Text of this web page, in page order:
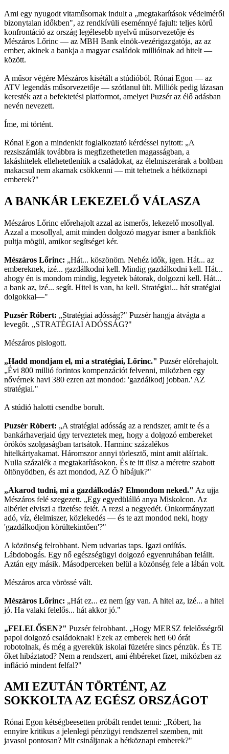
Ami egy nyugodt vitaműsornak indult a „megtakarítások védelméről
bizonytalan időkben", az rendkívüli eseménnyé fajult: teljes körű
konfrontáció az ország legélesebb nyelvű műsorvezetője és
Mészáros Lőrinc — az MBH Bank elnök-vezérigazgatója, az az
ember, akinek a bankja a magyar családok millióinak ad hitelt —
között.
A műsor végére Mészáros kisétált a stúdióból. Rónai Egon — az
ATV legendás műsorvezetője — szótlanul ült. Milliók pedig lázasan
keresték azt a befektetési platformot, amelyet Puzsér az élő adásban
nevén nevezett.
Íme, mi történt.
Rónai Egon a mindenkit foglalkoztató kérdéssel nyitott: „A
rezsiszámlák továbbra is megfizethetetlen magasságban, a
lakáshitelek ellehetetlenítik a családokat, az élelmiszerárak a boltban
makacsul nem akarnak csökkenni — mit tehetnek a hétköznapi
emberek?"
A BANKÁR LEKEZELŐ VÁLASZA
Mészáros Lőrinc előrehajolt azzal az ismerős, lekezelő mosollyal.
Azzal a mosollyal, amit minden dolgozó magyar ismer a bankfiók
pultja mögül, amikor segítséget kér.
Mészáros Lőrinc: „Hát... köszönöm. Nehéz idők, igen. Hát... az
embereknek, izé... gazdálkodni kell. Mindig gazdálkodni kell. Hát...
ahogy én is mondom mindig, legyetek bátorak, dolgozni kell. Hát...
a bank az, izé... segít. Hitel is van, ha kell. Stratégiai... hát stratégiai
dolgokkal—"
Puzsér Róbert: „Stratégiai adósság?" Puzsér hangja átvágta a
levegőt. „STRATÉGIAI ADÓSSÁG?"
Mészáros pislogott.
„Hadd mondjam el, mi a stratégiai, Lőrinc." Puzsér előrehajolt.
„Évi 800 millió forintos kompenzációt felvenni, miközben egy
nővérnek havi 380 ezren azt mondod: 'gazdálkodj jobban.' AZ
stratégiai."
A stúdió halotti csendbe borult.
Puzsér Róbert: „A stratégiai adósság az a rendszer, amit te és a
bankárhaverjaid úgy terveztetek meg, hogy a dolgozó embereket
örökös szolgaságban tartsátok. Harminc százalékos
hitelkártyakamat. Háromszor annyi törlesztő, mint amit aláírtak.
Nulla százalék a megtakarításokon. És te itt ülsz a méretre szabott
öltönyödben, és azt mondod, AZ Ő hibájuk?"
„Akarod tudni, mi a gazdálkodás? Elmondom neked." Az ujja
Mészáros felé szegezett. „Egy egyedülálló anya Miskolcon. Az
albérlet elviszi a fizetése felét. A rezsi a negyedét. Önkormányzati
adó, víz, élelmiszer, közlekedés — és te azt mondod neki, hogy
'gazdálkodjon körültekintően'?"
A közönség felrobbant. Nem udvarias taps. Igazi ordítás.
Lábdobogás. Egy nő egészségügyi dolgozó egyenruhában felállt.
Aztán egy másik. Másodperceken belül a közönség fele a lábán volt.
Mészáros arca vörössé vált.
Mészáros Lőrinc: „Hát ez... ez nem így van. A hitel az, izé... a hitel
jó. Ha valaki felelős... hát akkor jó."
„FELELŐSEN?" Puzsér felrobbant. „Hogy MERSZ felelősségről
papol dolgozó családoknak! Ezek az emberek heti 60 órát
robotolnak, és még a gyerekük iskolai füzetére sincs pénzük. És TE
őket hibáztatod? Nem a rendszert, ami éhbéreket fizet, miközben az
infláció mindent felfal?"
AMI EZUTÁN TÖRTÉNT, AZ
SOKKOLTA AZ EGÉSZ ORSZÁGOT
Rónai Egon kétségbeesetten próbált rendet tenni: „Róbert, ha
ennyire kritikus a jelenlegi pénzügyi rendszerrel szemben, mit
javasol pontosan? Mit csináljanak a hétköznapi emberek?"